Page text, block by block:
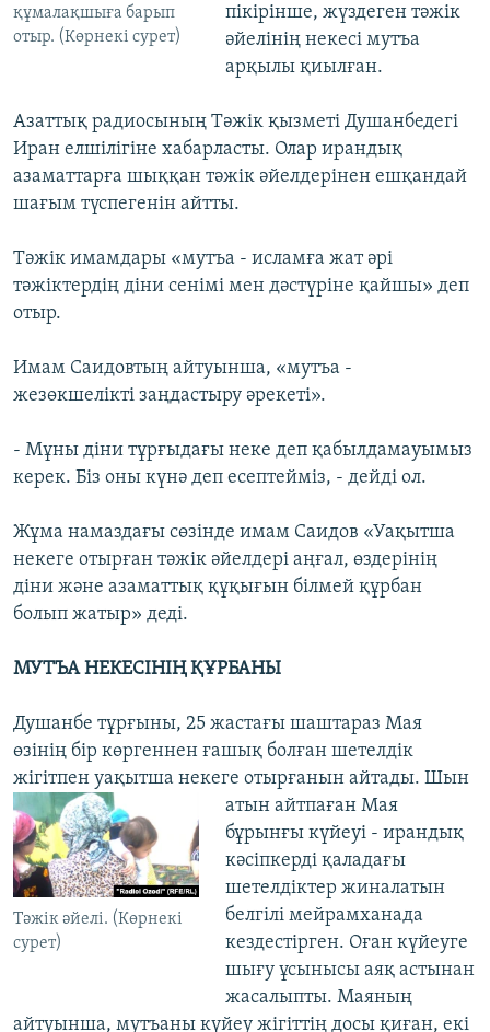
құмалақшыға барып
отыр. (Көрнекі сурет)
пікірінше, жүздеген тәжік
әйелінің некесі мутъа
арқылы қиылған.
Азаттық радиосының Тәжік қызметі Душанбедегі
Иран елшілігіне хабарласты. Олар ирандық
азаматтарға шыққан тәжік әйелдерінен ешқандай
шағым түспегенін айтты.
Тәжік имамдары «мутъа - исламға жат әрі
тәжіктердің діни сенімі мен дәстүріне қайшы» деп
отыр.
Имам Саидовтың айтуынша, «мутъа -
жезөкшелікті заңдастыру әрекеті».
- Мұны діни тұрғыдағы неке деп қабылдамауымыз
керек. Біз оны күнә деп есептейміз, - дейді ол.
Жұма намаздағы сөзінде имам Саидов «Уақытша
некеге отырған тәжік әйелдері аңғал, өздерінің
діни және азаматтық құқығын білмей құрбан
болып жатыр» деді.
МУТЪА НЕКЕСІНІҢ ҚҰРБАНЫ
Душанбе тұрғыны, 25 жастағы шаштараз Мая
өзінің бір көргеннен ғашық болған шетелдік
жігітпен уақытша некеге отырғанын айтады. Шын
атын айтпаған Мая
Тәжік әйелі. (Көрнекі
сурет)
бұрынғы күйеуі - ирандық
кәсіпкерді қаладағы
шетелдіктер жиналатын
белгілі мейрамханада
кездестірген. Оған күйеуге
шығу ұсынысы аяқ астынан
жасалыпты. Маяның
айтуынша, мутъаны күйеу жігіттің досы қиған, екі